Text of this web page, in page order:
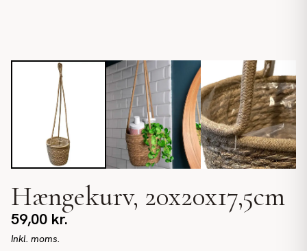
Hængekurv, 20x20x17,5cm
59,00 kr.
Inkl. moms.